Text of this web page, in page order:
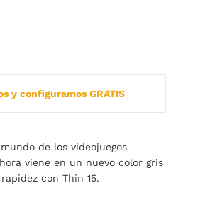
y configuramos GRATIS
de los videojuegos
viene en un nuevo color gris
con Thin 15.